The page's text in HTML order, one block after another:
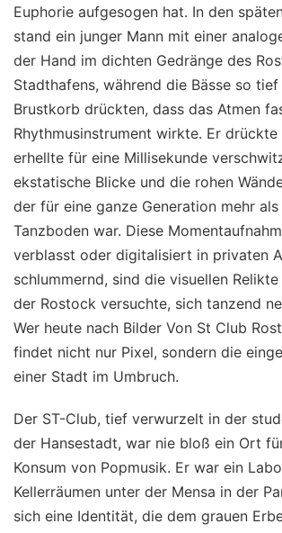
Euphorie aufgesogen hat. In den
stand ein junger Mann mit einer
der Hand im dichten Gedränge des
Stadthafens, während die Bässe so
Brustkorb drückten, dass das Atmen
Rhythmusinstrument wirkte. Er
erhellte für eine Millisekunde
ekstatische Blicke und die rohen
der für eine ganze Generation mehr als
Tanzboden war. Diese
verblasst oder digitalisiert in privaten
schlummernd, sind die visuellen
der Rostock versuchte, sich tanzend
Wer heute nach Bilder Von St Club
findet nicht nur Pixel, sondern die
einer Stadt im Umbruch.
Der ST-Club, tief verwurzelt in der
der Hansestadt, war nie bloß ein Ort
Konsum von Popmusik. Er war ein
Kellerräumen unter der Mensa in der
sich eine Identität, die dem grauen